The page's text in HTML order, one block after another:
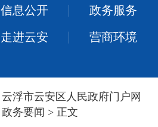
信息公开 政务服务
走进云安 营商环境
云浮市云安区人民政府门户网
政务要闻 > 正文